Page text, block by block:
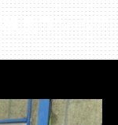
査コンベア